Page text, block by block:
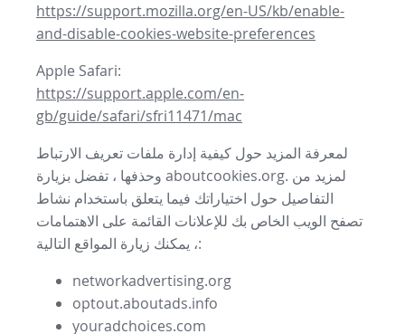
https://support.mozilla.org/en-US/kb/enable-
and-disable-cookies-website-preferences
Apple Safari:
https://support.apple.com/en-
gb/guide/safari/sfri11471/mac
لمعرفة المزيد حول كيفية إدارة ملفات تعريف الارتباط
وحذفها ، تفضل بزيارة aboutcookies.org. لمزيد من
التفاصيل حول اختياراتك فيما يتعلق باستخدام نشاط
تصفح الويب الخاص بك للإعلانات القائمة على الاهتمامات
، يمكنك زيارة المواقع التالية:
networkadvertising.org
optout.aboutads.info
youradchoices.com